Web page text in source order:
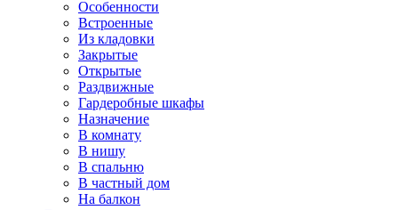
Особенности
Встроенные
Из кладовки
Закрытые
Открытые
Раздвижные
Гардеробные шкафы
Назначение
В комнату
В нишу
В спальню
В частный дом
На балкон